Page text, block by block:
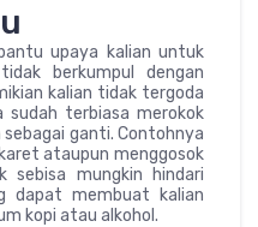
upaya kalian untuk
berkumpul dengan
kalian tidak tergoda
sudah terbiasa merokok
ganti. Contohnya
ataupun menggosok
sebisa mungkin hindari
dapat membuat kalian
kopi atau alkohol.